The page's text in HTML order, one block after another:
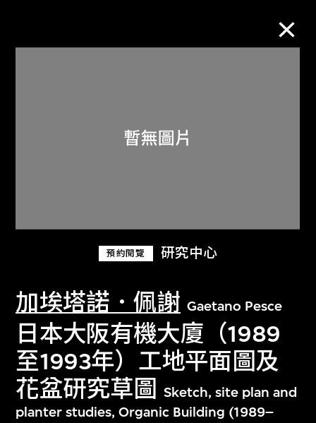
預約閱覽 研究中心
加埃塔諾．佩謝 Gaetano Pesce
日本大阪有機大廈（1989
至1993年）工地平面圖及
花盆研究草圖
Sketch, site plan and
planter studies, Organic Building (1989–
關於M+藏品
探索世界頂級的二十及二十一世紀視覺
文化藏品。